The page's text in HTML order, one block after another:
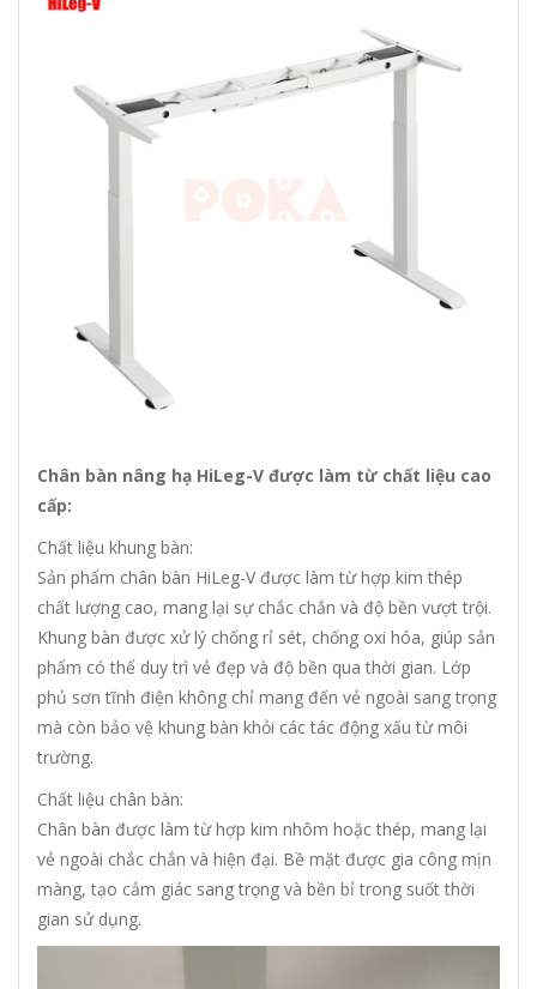
Chân bàn nâng hạ HiLeg-V được làm từ chất liệu cao
cấp:
Chất liệu khung bàn:
Sản phẩm chân bàn HiLeg-V được làm từ hợp kim thép
chất lượng cao, mang lại sự chắc chắn và độ bền vượt trội.
Khung bàn được xử lý chống rỉ sét, chống oxi hóa, giúp sản
phẩm có thể duy trì vẻ đẹp và độ bền qua thời gian. Lớp
phủ sơn tĩnh điện không chỉ mang đến vẻ ngoài sang trọng
mà còn bảo vệ khung bàn khỏi các tác động xấu từ môi
trường.
Chất liệu chân bàn:
Chân bàn được làm từ hợp kim nhôm hoặc thép, mang lại
vẻ ngoài chắc chắn và hiện đại. Bề mặt được gia công mịn
màng, tạo cảm giác sang trọng và bền bỉ trong suốt thời
gian sử dụng.